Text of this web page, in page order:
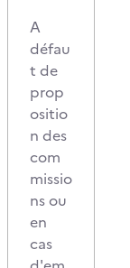
A
défau
t de
prop
ositio
n des
com
missio
ns ou
en
cas